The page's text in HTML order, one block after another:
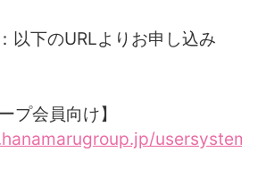
以下のURLよりお申し込み
プ会員向け】